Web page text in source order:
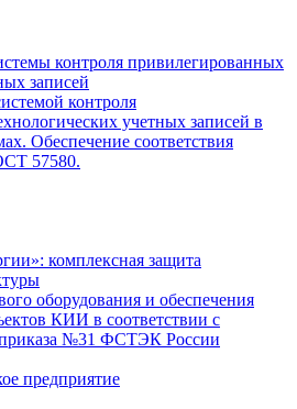
контроля привилегированных
записей
контроля
учетных записей в
Обеспечение соответствия
57580.
комплексная защита
оборудования и обеспечения
КИИ в соответствии с
№31 ФСТЭК России
предприятие